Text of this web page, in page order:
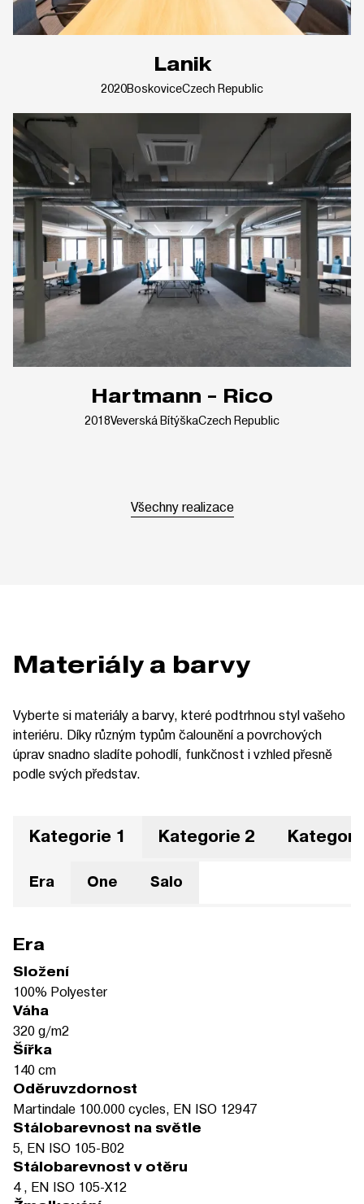
Lanik
2020BoskoviceCzech Republic
Hartmann - Rico
2018Veverská BítýškaCzech Republic
Všechny realizace
Materiály a barvy
Vyberte si materiály a barvy, které podtrhnou styl vašeho
interiéru. Díky různým typům čalounění a povrchových
úprav snadno sladíte pohodlí, funkčnost i vzhled přesně
podle svých představ.
Kategorie 1 Kategorie 2
Era One Salo
Era
Složení
100% Polyester
Váha
320 g/m2
Šířka
140 cm
Oděruvzdornost
Martindale 100.000 cycles, EN ISO 12947
Stálobarevnost na světle
5, EN ISO 105-B02
Stálobarevnost v otěru
4 , EN ISO 105-X12